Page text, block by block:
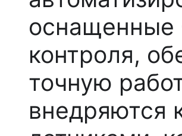
оснащенные
контроля,
точную
внедряются